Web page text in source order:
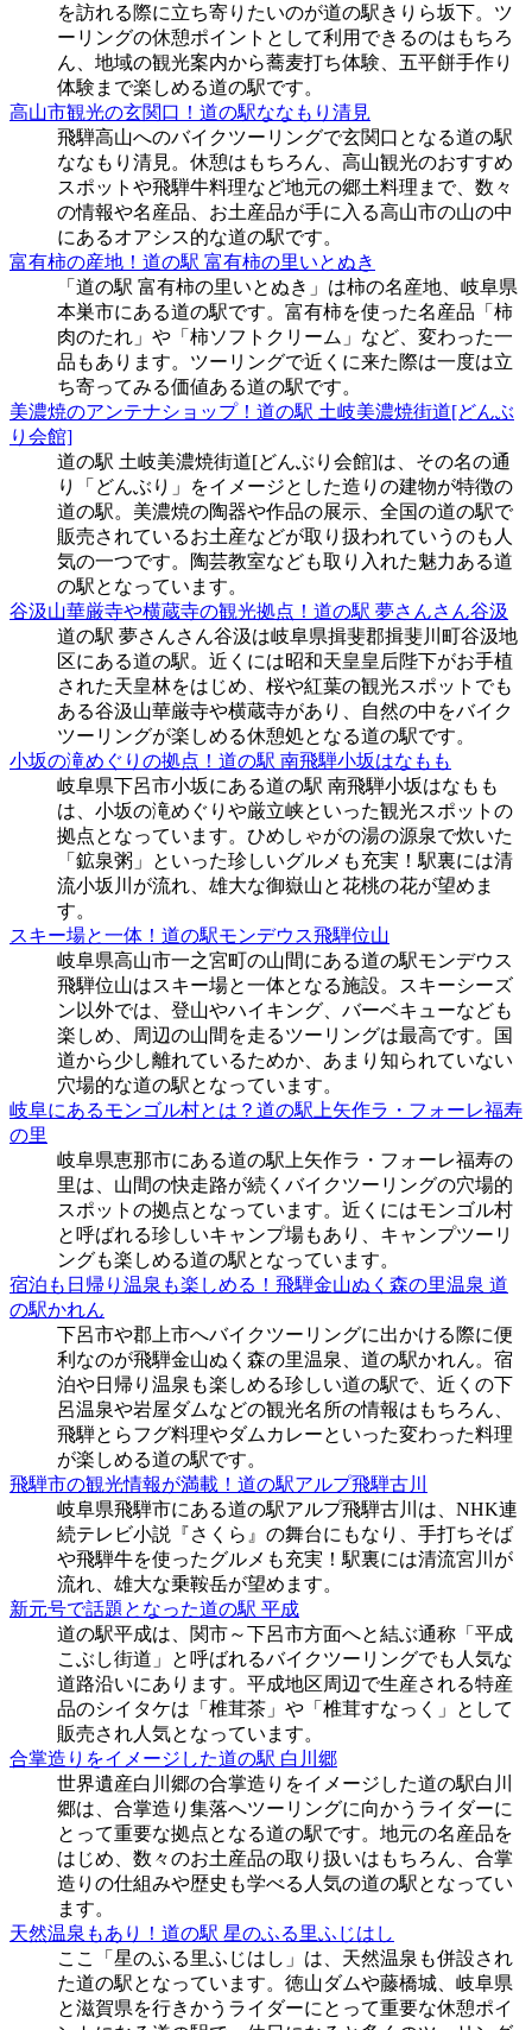
を訪れる際に立ち寄りたいのが道の駅きりら坂下。ツ
ーリングの休憩ポイントとして利用できるのはもちろ
ん、地域の観光案内から蕎麦打ち体験、五平餅手作り
体験まで楽しめる道の駅です。
高山市観光の玄関口！道の駅ななもり清見
飛騨高山へのバイクツーリングで玄関口となる道の駅
ななもり清見。休憩はもちろん、高山観光のおすすめ
スポットや飛騨牛料理など地元の郷土料理まで、数々
の情報や名産品、お土産品が手に入る高山市の山の中
にあるオアシス的な道の駅です。
富有柿の産地！道の駅 富有柿の里いとぬき
「道の駅 富有柿の里いとぬき」は柿の名産地、岐阜県
本巣市にある道の駅です。富有柿を使った名産品「柿
肉のたれ」や「柿ソフトクリーム」など、変わった一
品もあります。ツーリングで近くに来た際は一度は立
ち寄ってみる価値ある道の駅です。
美濃焼のアンテナショップ！道の駅 土岐美濃焼街道[どんぶ
り会館]
道の駅 土岐美濃焼街道[どんぶり会館]は、その名の通
り「どんぶり」をイメージとした造りの建物が特徴の
道の駅。美濃焼の陶器や作品の展示、全国の道の駅で
販売されているお土産などが取り扱われていうのも人
気の一つです。陶芸教室なども取り入れた魅力ある道
の駅となっています。
谷汲山華厳寺や横蔵寺の観光拠点！道の駅 夢さんさん谷汲
道の駅 夢さんさん谷汲は岐阜県揖斐郡揖斐川町谷汲地
区にある道の駅。近くには昭和天皇皇后陛下がお手植
された天皇林をはじめ、桜や紅葉の観光スポットでも
ある谷汲山華厳寺や横蔵寺があり、自然の中をバイク
ツーリングが楽しめる休憩処となる道の駅です。
小坂の滝めぐりの拠点！道の駅 南飛騨小坂はなもも
岐阜県下呂市小坂にある道の駅 南飛騨小坂はなもも
は、小坂の滝めぐりや厳立峡といった観光スポットの
拠点となっています。ひめしゃがの湯の源泉で炊いた
「鉱泉粥」といった珍しいグルメも充実！駅裏には清
流小坂川が流れ、雄大な御嶽山と花桃の花が望めま
す。
スキー場と一体！道の駅モンデウス飛騨位山
岐阜県高山市一之宮町の山間にある道の駅モンデウス
飛騨位山はスキー場と一体となる施設。スキーシーズ
ン以外では、登山やハイキング、バーベキューなども
楽しめ、周辺の山間を走るツーリングは最高です。国
道から少し離れているためか、あまり知られていない
穴場的な道の駅となっています。
岐阜にあるモンゴル村とは？道の駅上矢作ラ・フォーレ福寿
の里
岐阜県恵那市にある道の駅上矢作ラ・フォーレ福寿の
里は、山間の快走路が続くバイクツーリングの穴場的
スポットの拠点となっています。近くにはモンゴル村
と呼ばれる珍しいキャンプ場もあり、キャンプツーリ
ングも楽しめる道の駅となっています。
宿泊も日帰り温泉も楽しめる！飛騨金山ぬく森の里温泉 道
の駅かれん
下呂市や郡上市へバイクツーリングに出かける際に便
利なのが飛騨金山ぬく森の里温泉、道の駅かれん。宿
泊や日帰り温泉も楽しめる珍しい道の駅で、近くの下
呂温泉や岩屋ダムなどの観光名所の情報はもちろん、
飛騨とらフグ料理やダムカレーといった変わった料理
が楽しめる道の駅です。
飛騨市の観光情報が満載！道の駅アルプ飛騨古川
岐阜県飛騨市にある道の駅アルプ飛騨古川は、NHK連
続テレビ小説『さくら』の舞台にもなり、手打ちそば
や飛騨牛を使ったグルメも充実！駅裏には清流宮川が
流れ、雄大な乗鞍岳が望めます。
新元号で話題となった道の駅 平成
道の駅平成は、関市～下呂市方面へと結ぶ通称「平成
こぶし街道」と呼ばれるバイクツーリングでも人気な
道路沿いにあります。平成地区周辺で生産される特産
品のシイタケは「椎茸茶」や「椎茸すなっく」として
販売され人気となっています。
合掌造りをイメージした道の駅 白川郷
世界遺産白川郷の合掌造りをイメージした道の駅白川
郷は、合掌造り集落へツーリングに向かうライダーに
とって重要な拠点となる道の駅です。地元の名産品を
はじめ、数々のお土産品の取り扱いはもちろん、合掌
造りの仕組みや歴史も学べる人気の道の駅となってい
ます。
天然温泉もあり！道の駅 星のふる里ふじはし
ここ「星のふる里ふじはし」は、天然温泉も併設され
た道の駅となっています。徳山ダムや藤橋城、岐阜県
と滋賀県を行きかうライダーにとって重要な休憩ポイ